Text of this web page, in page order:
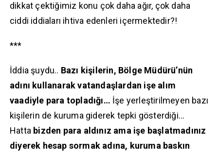
dikkat çektiğimiz konu çok daha ağır, çok daha
ciddi iddiaları ihtiva edenleri içermektedir?!
***
İddia şuydu.. Bazı kişilerin, Bölge Müdürü’nün
adını kullanarak vatandaşlardan işe alım
vaadiyle para topladığı… İşe yerleştirilmeyen bazı
kişilerin de kuruma giderek tepki gösterdiği…
Hatta bizden para aldınız ama işe başlatmadınız
diyerek hesap sormak adına, kuruma baskın